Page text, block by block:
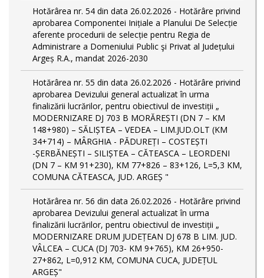
Hotărârea nr. 54 din data 26.02.2026 - Hotărâre privind
aprobarea Componentei Inițiale a Planului De Selecție
aferente procedurii de selecție pentru Regia de
Administrare a Domeniului Public şi Privat al Județului
Argeș R.A., mandat 2026-2030
Hotărârea nr. 55 din data 26.02.2026 - Hotărâre privind
aprobarea Devizului general actualizat în urma
finalizării lucrărilor, pentru obiectivul de investiții „
MODERNIZARE DJ 703 B MORĂREȘTI (DN 7 – KM
148+980) – SĂLIȘTEA – VEDEA – LIM.JUD.OLT (KM
34+714) – MÂRGHIA - PĂDUREȚI – COSTEȘTI
-ȘERBĂNEȘTI – SILIȘTEA – CĂTEASCA – LEORDENI
(DN 7 – KM 91+230), KM 77+826 – 83+126, L=5,3 KM,
COMUNA CĂTEASCA, JUD. ARGEȘ "
Hotărârea nr. 56 din data 26.02.2026 - Hotărâre privind
aprobarea Devizului general actualizat în urma
finalizării lucrărilor, pentru obiectivul de investiții „
MODERNIZARE DRUM JUDEȚEAN DJ 678 B LIM. JUD.
VÂLCEA – CUCA (DJ 703- KM 9+765), KM 26+950-
27+862, L=0,912 KM, COMUNA CUCA, JUDEȚUL
ARGEȘ"